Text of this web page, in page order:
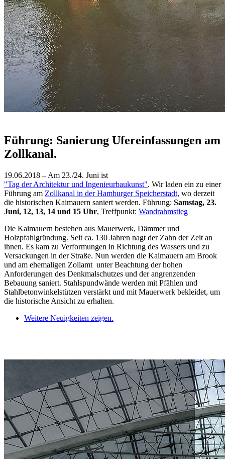
Führung: Sanierung Ufereinfassungen am
Zollkanal.
19.06.2018 – Am 23./24. Juni ist
"Tag der Architektur und Ingenieurbaukunst". Wir laden ein zu einer
Führung am Zollkanal in der Hamburger Speicherstadt, wo derzeit
die historischen Kaimauern saniert werden. Führung: Samstag, 23.
Juni, 12, 13, 14 und 15 Uhr, Treffpunkt: Wandrahmstieg
Die Kaimauern bestehen aus Mauerwerk, Dämmer und
Holzpfahlgründung. Seit ca. 130 Jahren nagt der Zahn der Zeit an
ihnen. Es kam zu Verformungen in Richtung des Wassers und zu
Versackungen in der Straße. Nun werden die Kaimauern am Brook
und am ehemaligen Zollamt unter Beachtung der hohen
Anforderungen des Denkmalschutzes und der angrenzenden
Bebauung saniert. Stahlspundwände werden mit Pfählen und
Stahlbetonwinkelstützen verstärkt und mit Mauerwerk bekleidet, um
die historische Ansicht zu erhalten.
Weitere Neuigkeiten zeigen.